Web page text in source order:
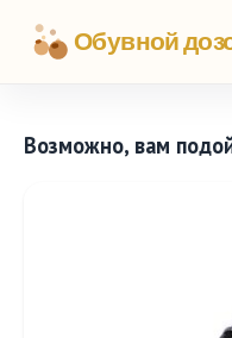
Обувной
Возможно, вам